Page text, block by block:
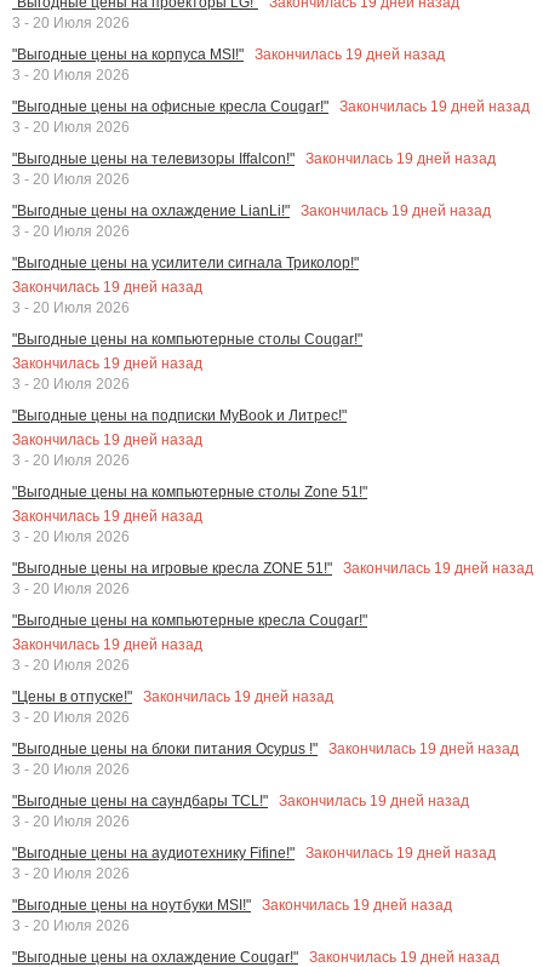
3 - 20 Июля 2026
"Выгодные цены на корпуса MSI!"
Закончилась 19 дней назад
3 - 20 Июля 2026
"Выгодные цены на офисные кресла Cougar!"
Закончилась 19 дней назад
3 - 20 Июля 2026
"Выгодные цены на телевизоры Iffalcon!"
Закончилась 19 дней назад
3 - 20 Июля 2026
"Выгодные цены на охлаждение LianLi!"
Закончилась 19 дней назад
3 - 20 Июля 2026
"Выгодные цены на усилители сигнала Триколор!"
Закончилась 19 дней назад
3 - 20 Июля 2026
"Выгодные цены на компьютерные столы Cougar!"
Закончилась 19 дней назад
3 - 20 Июля 2026
"Выгодные цены на подписки MyBook и Литрес!"
Закончилась 19 дней назад
3 - 20 Июля 2026
"Выгодные цены на компьютерные столы Zone 51!"
Закончилась 19 дней назад
3 - 20 Июля 2026
"Выгодные цены на игровые кресла ZONE 51!"
Закончилась 19 дней назад
3 - 20 Июля 2026
"Выгодные цены на компьютерные кресла Cougar!"
Закончилась 19 дней назад
3 - 20 Июля 2026
"Цены в отпуске!"
Закончилась 19 дней назад
3 - 20 Июля 2026
"Выгодные цены на блоки питания Ocypus !"
Закончилась 19 дней назад
3 - 20 Июля 2026
"Выгодные цены на саундбары TCL!"
Закончилась 19 дней назад
3 - 20 Июля 2026
"Выгодные цены на аудиотехнику Fifine!"
Закончилась 19 дней назад
3 - 20 Июля 2026
"Выгодные цены на ноутбуки MSI!"
Закончилась 19 дней назад
3 - 20 Июля 2026
"Выгодные цены на охлаждение Cougar!"
Закончилась 19 дней назад